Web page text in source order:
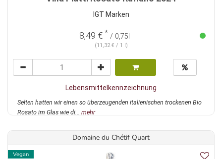
IGT Marken
8,49 € * / 0,75l
(11,32 € / 1 l)
Lebensmittelkennzeichnung
Selten hatten wir einen so überzeugenden italienischen trockenen Bio
Rosato im Glas wie di... mehr
Domaine du Chétif Quart
Vegan